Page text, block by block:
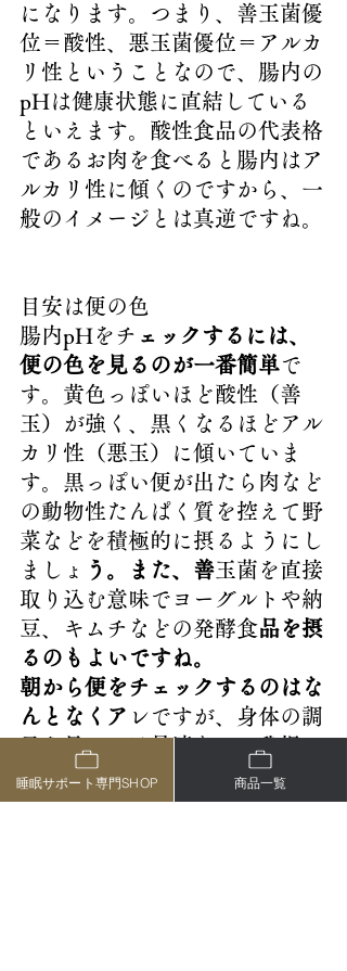
になります。つまり、善玉菌優
位＝酸性、悪玉菌優位＝アルカ
リ性ということなので、腸内の
pHは健康状態に直結している
といえます。酸性食品の代表格
であるお肉を食べると腸内はア
ルカリ性に傾くのですから、一
般のイメージとは真逆ですね。
目安は便の色
腸内pHをチ ェックするには、
便の色を見るのが一番簡単で
す。黄色っぽいほど酸性（善
玉）が強く、黒くなるほどアル
カリ性（悪玉）に傾いていま
す。黒っぽい便が出たら肉など
の動物性たんぱく質を控えて野
菜などを積極的に摂るようにし
ましょ う。また、善玉菌を直接
取り込む意味でヨーグルトや納
豆、キムチなどの発酵食品を摂
るのもよいですね。
朝から便をチェックするのはな
んとなくア レですが、身体の調
子を見るには最適なので我慢で
すねえ。
ブログ
睡眠サポート専門SHOP 商品一覧